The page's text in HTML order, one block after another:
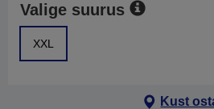
Valige suurus
XXL
Kust